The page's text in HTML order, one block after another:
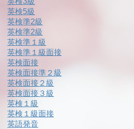
英検5級
英検準2級
英検準2級
英検準１級
英検準１級面接
英検面接
英検面接準２級
英検面接２級
英検面接３級
英検１級
英検１級面接
英語発音